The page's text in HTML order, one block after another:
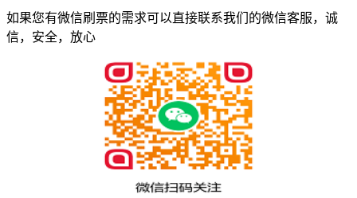
如果您有微信刷票的需求可以直接联系我们的微信客服，诚
信，安全，放心